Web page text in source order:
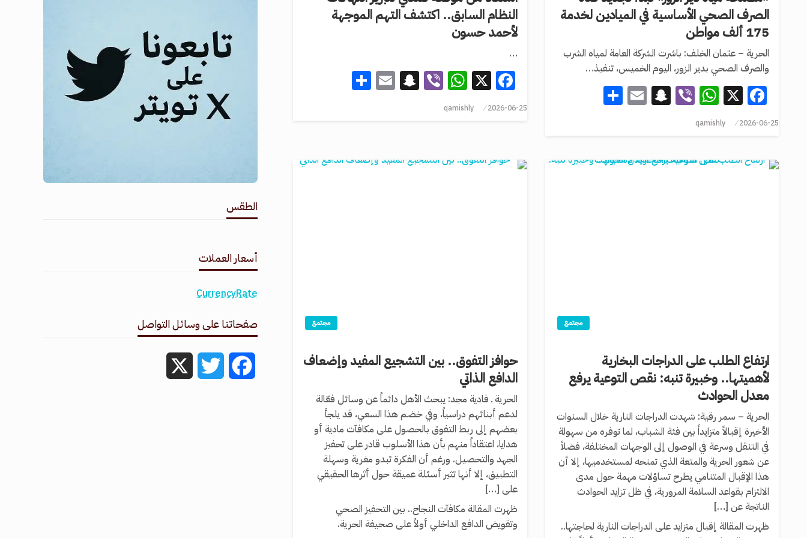
الصرف الصحي الأساسية في الميادين لخدمة
175 ألف مواطن
الحرية – عثمان الخلف: باشرت الشركة العامة لمياه الشرب
والصرف الصحي بدير الزور، اليوم الخميس، تنفيذ…
Facebook
X
WhatsApp
Viber
Snapchat
Email
2026-06-25
qamishly
النظام السابق.. اكتشف التهم الموجهة
لأحمد حسون
…
Facebook
X
WhatsApp
Viber
Snapchat
Email
2026-06-25
qamishly
مجتمع
ارتفاع الطلب على الدراجات البخارية
لأهميتها.. وخبيرة تنبه: نقص التوعية يرفع
معدل الحوادث
الحرية – سمر رقية: شهدت الدراجات النارية خلال السنوات
الأخيرة إقبالاً متزايداً بين فئة الشباب، لما توفره من سهولة
في التنقل وسرعة في الوصول إلى الوجهات المختلفة، فضلاً
عن شعور الحرية والمتعة الذي تمنحه لمستخدميها، إلا أن
هذا الإقبال المتنامي يطرح تساؤلات مهمة حول مدى
الالتزام بقواعد السلامة المرورية، في ظل تزايد الحوادث
الناتجة عن […]
ظهرت المقالة إقبال متزايد على الدراجات النارية لحاجتها..
مجتمع
حوافز التفوق.. بين التشجيع المفيد وإضعاف
الدافع الذاتي
الحرية ـ فادية مجد: يبحث الأهل دائماً عن وسائل فعّالة
لدعم أبنائهم دراسياً، وفي خضم هذا السعي، قد يلجأ
بعضهم إلى ربط التفوق بالحصول على مكافآت مادية أو
هدايا، اعتقاداً منهم بأن هذا الأسلوب قادر على تحفيز
الجهد والتحصيل. ورغم أن الفكرة تبدو مغرية وسهلة
التطبيق، إلا أنها تثير أسئلة عميقة حول أثرها الحقيقي
على […]
ظهرت المقالة مكافآت النجاح.. بين التحفيز الصحي
وتقويض الدافع الداخلي أولاً على صحيفة الحرية.
الطقس
أسعار العملات
CurrencyRate
صفحاتنا على وسائل التواصل
Facebook
Twitter